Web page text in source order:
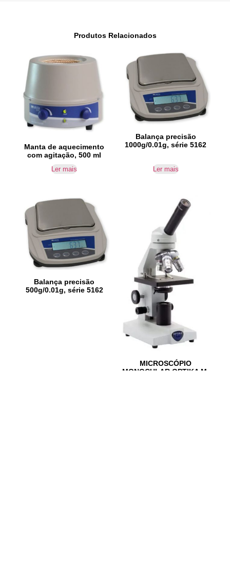
Produtos Relacionados
Manta de aquecimento
com agitação, 500 ml
Ler mais
Balança precisão
1000g/0.01g, série 5162
Ler mais
Balança precisão
500g/0.01g, série 5162
MICROSCÓPIO
MONOCULAR OPTIKA M-